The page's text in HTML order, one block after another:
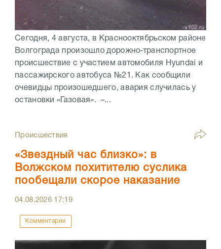
Сегодня, 4 августа, в Краснооктябрьском районе
Волгограда произошло дорожно-транспортное
происшествие с участием автомобиля Hyundai и
пассажирского автобуса №21. Как сообщили
очевидцы произошедшего, авария случилась у
остановки «Газовая». –...
Происшествия
«Звездный час близко»: в
Волжском похитителю суслика
пообещали скорое наказание
04.08.2026 17:19
Комментарии